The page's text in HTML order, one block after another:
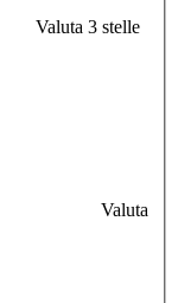
Valuta 3 stelle
Valuta